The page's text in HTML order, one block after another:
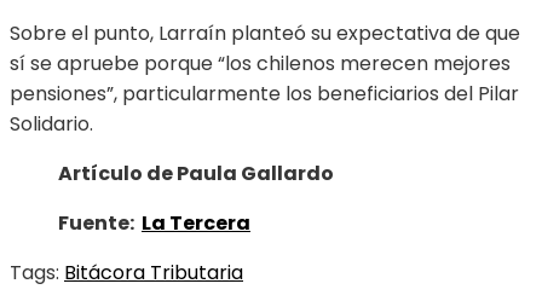
Sobre el punto, Larraín planteó su expectativa de que
sí se apruebe porque “los chilenos merecen mejores
pensiones”, particularmente los beneficiarios del Pilar
Solidario.
Artículo de Paula Gallardo
Fuente: La Tercera
Tags: Bitácora Tributaria